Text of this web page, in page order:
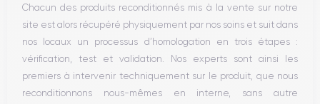
Vibreur
Prise USB
Chacun des produits reconditionnés mis à la vente sur notre
site est alors récupéré physiquement par nos soins et suit dans
nos locaux un processus d’homologation en trois étapes :
vérification, test et validation. Nos experts sont ainsi les
premiers à intervenir techniquement sur le produit, que nous
reconditionnons nous-mêmes en interne, sans autre